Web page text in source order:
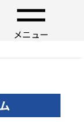
メニュー